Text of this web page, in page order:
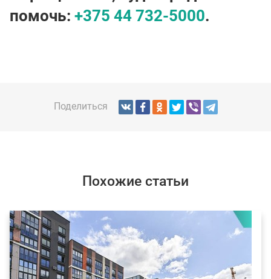
помочь: +375 44 732-5000.
Поделиться
Похожие статьи